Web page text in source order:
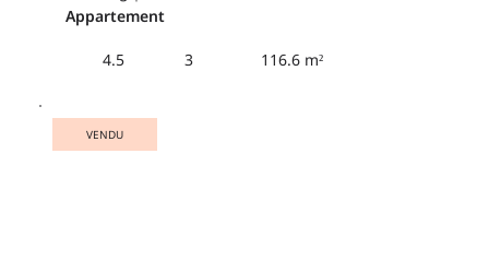
Appartement
4.5 3 116.6 m²
VENDU